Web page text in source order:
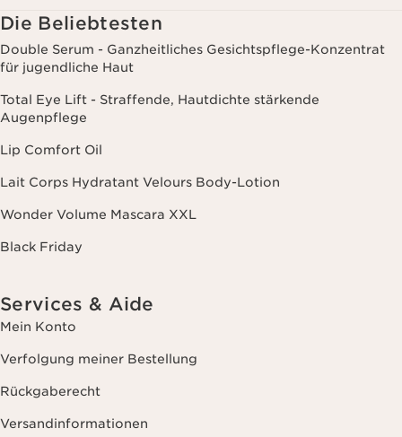
Die Beliebtesten
Double Serum - Ganzheitliches Gesichtspflege-Konzentrat
für jugendliche Haut
Total Eye Lift - Straffende, Hautdichte stärkende
Augenpflege
Lip Comfort Oil
Lait Corps Hydratant Velours Body-Lotion
Wonder Volume Mascara XXL
Black Friday
Services & Aide
Mein Konto
Verfolgung meiner Bestellung
Rückgaberecht
Versandinformationen